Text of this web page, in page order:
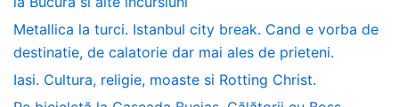
Metallica la turci. Istanbul city break. Cand e vorba de
destinatie, de calatorie dar mai ales de prieteni.
Iasi. Cultura, religie, moaste si Rotting Christ.